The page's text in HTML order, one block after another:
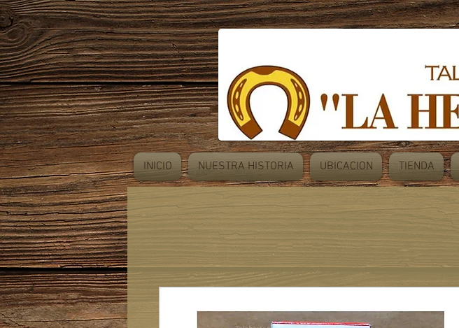
INICIO NUESTRA HISTORIA UBICACION TIENDA